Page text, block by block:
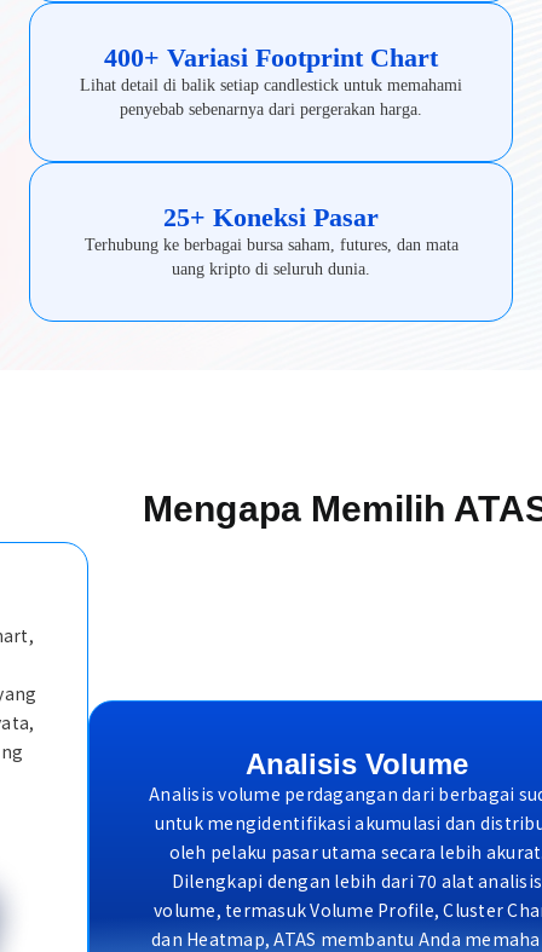
400+ Variasi Footprint Chart
Lihat detail di balik setiap candlestick untuk memahami
penyebab sebenarnya dari pergerakan harga.
25+ Koneksi Pasar
Terhubung ke berbagai bursa saham, futures, dan mata
uang kripto di seluruh dunia.
Mengapa Memilih
Analisis Volume
Analisis volume perdagangan dari berbagai
untuk mengidentifikasi akumulasi dan
oleh pelaku pasar utama secara lebih
Dilengkapi dengan lebih dari 70 alat analisis
volume, termasuk Volume Profile, Cluster
dan Heatmap, ATAS membantu Anda